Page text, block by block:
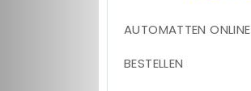
AUTOMATTEN ONLINE
BESTELLEN